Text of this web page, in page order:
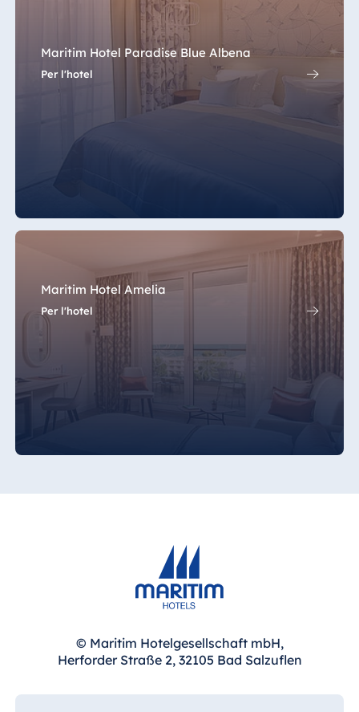
Hotel Plaza
Tirana
Hotel Paradise
Blue Albena
Hotel Amelia
Garden
Conference
Maritim Hotel Paradise Blue Albena
Per l'hotel
Maritim Hotel Amelia
Per l'hotel
© Maritim Hotelgesellschaft mbH,
Herforder Straße 2, 32105 Bad Salzuflen